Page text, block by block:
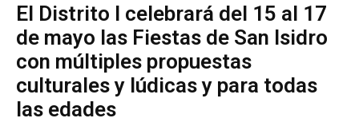
El Distrito I celebrará del 15 al 17
de mayo las Fiestas de San Isidro
con múltiples propuestas
culturales y lúdicas y para todas
las edades